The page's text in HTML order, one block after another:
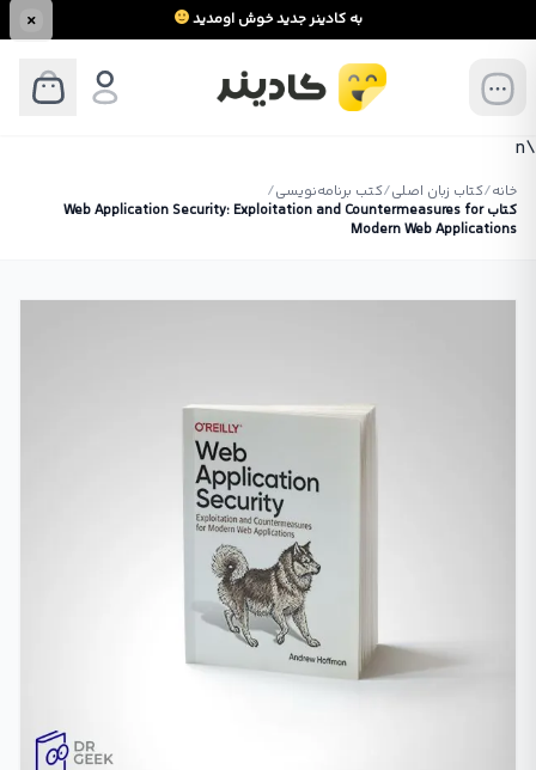
\n
به کادینر جدید خوش اومدید
خانه/کتاب زبان اصلی/کتب برنامه‌نویسی/
کتاب Web Application Security: Exploitation and Countermeasures for
Modern Web Applications